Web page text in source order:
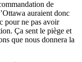
de
auraient donc
pour ne pas avoir
Ça sent le piège et
que nous donnera la